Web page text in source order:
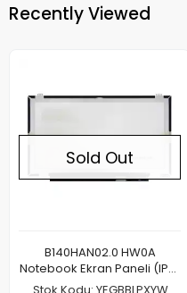
Recently Viewed
Sold Out
B140HAN02.0 HW0A
Notebook Ekran Paneli (IPS)
(FHD)